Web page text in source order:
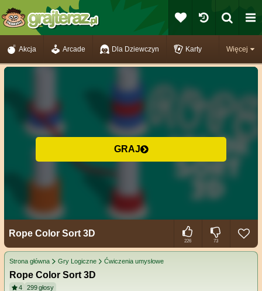
Więcej
Akcja Arcade Dla Dziewczyn Karty
GRAJ
Rope Color Sort 3D
226 73
Strona główna Gry Logiczne Ćwiczenia umysłowe
Rope Color Sort 3D
4 299głosy